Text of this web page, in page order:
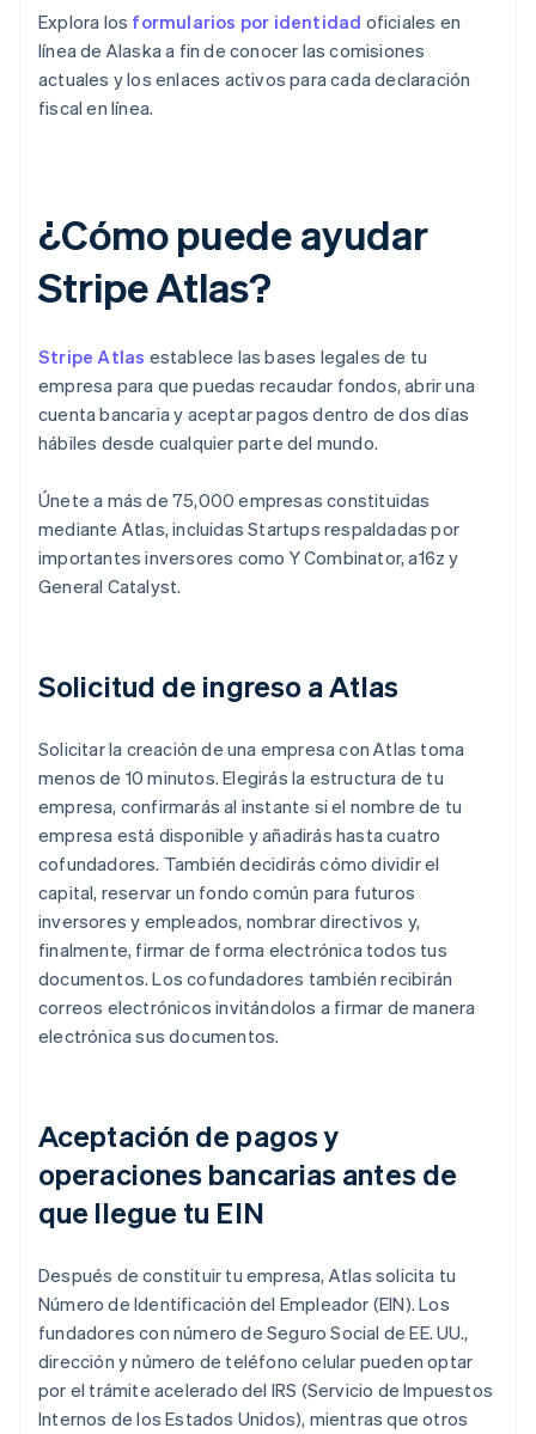
Explora los formularios por identidad oficiales en
línea de Alaska a fin de conocer las comisiones
actuales y los enlaces activos para cada declaración
fiscal en línea.
¿Cómo puede ayudar
Stripe Atlas?
Stripe Atlas establece las bases legales de tu
empresa para que puedas recaudar fondos, abrir una
cuenta bancaria y aceptar pagos dentro de dos días
hábiles desde cualquier parte del mundo.
Únete a más de 75,000 empresas constituidas
mediante Atlas, incluidas Startups respaldadas por
importantes inversores como Y Combinator, a16z y
General Catalyst.
Solicitud de ingreso a Atlas
Solicitar la creación de una empresa con Atlas toma
menos de 10 minutos. Elegirás la estructura de tu
empresa, confirmarás al instante si el nombre de tu
empresa está disponible y añadirás hasta cuatro
cofundadores. También decidirás cómo dividir el
capital, reservar un fondo común para futuros
inversores y empleados, nombrar directivos y,
finalmente, firmar de forma electrónica todos tus
documentos. Los cofundadores también recibirán
correos electrónicos invitándolos a firmar de manera
electrónica sus documentos.
Aceptación de pagos y
operaciones bancarias antes de
que llegue tu EIN
Después de constituir tu empresa, Atlas solicita tu
Número de Identificación del Empleador (EIN). Los
fundadores con número de Seguro Social de EE. UU.,
dirección y número de teléfono celular pueden optar
por el trámite acelerado del IRS (Servicio de Impuestos
Internos de los Estados Unidos), mientras que otros